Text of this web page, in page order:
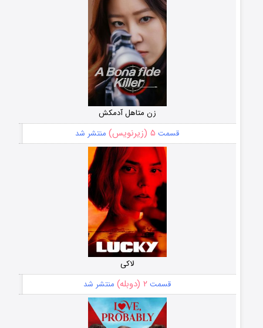
زن متاهل آدمکش
قسمت ۵ (زیرنویس) منتشر شد
لاکی
قسمت ۲ (دوبله) منتشر شد